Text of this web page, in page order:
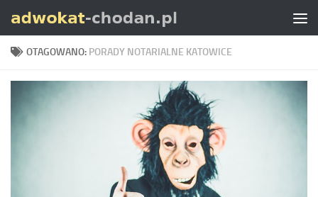
Skip to content
OTAGOWANO: PORADY NOTARIALNE KATOWICE